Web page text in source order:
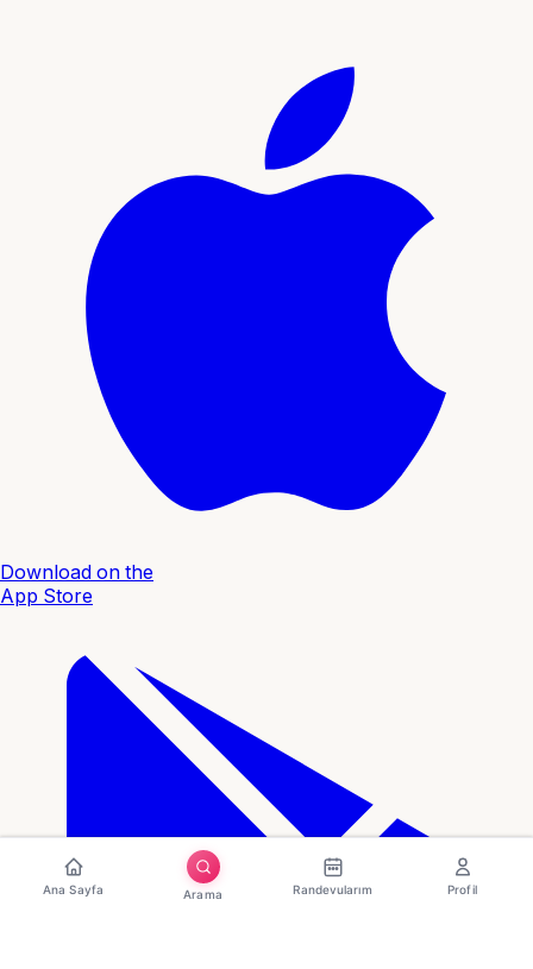
Download on the
App Store
Ana Sayfa Arama Randevularım Profil